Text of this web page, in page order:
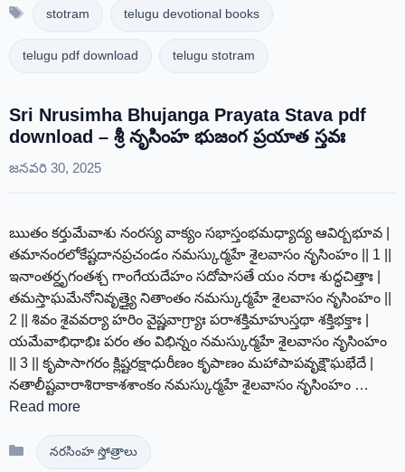
Tagsstotram telugu devotional books
telugu pdf download telugu stotram
Sri Nrusimha Bhujanga Prayata Stava pdf
download – శ్రీ నృసింహ భుజంగ ప్రయాత స్తవః
జనవరి 30, 2025
ఋతం కర్తుమేవాశు నంరస్య వాక్యం సభాస్తంభమధ్యాద్య ఆవిర్బభూవ |
తమానంరలోకేష్టదానప్రచండం నమస్కుర్మహే శైలవాసం నృసింహం || 1 ||
ఇనాంతర్దృగంతశ్చ గాంగేయదేహం సదోపాసతే యం నరాః శుద్ధచిత్తాః |
తమస్తాఘమేనోనివృత్త్యై నితాంతం నమస్కుర్మహే శైలవాసం నృసింహం ||
2 || శివం శైవవర్యా హరిం వైష్ణవాగ్ర్యాః పరాశక్తిమాహుస్తథా శక్తిభక్తాః |
యమేవాభిధాభిః పరం తం విభిన్నం నమస్కుర్మహే శైలవాసం నృసింహం
|| 3 || కృపాసాగరం క్లిష్టరక్షాధురీణం కృపాణం మహాపాపవృక్షౌఘభేదే |
నతాలీష్టవారాశిరాకాశశాంకం నమస్కుర్మహే శైలవాసం నృసింహం …
Read more
Categories
నరసింహ స్తోత్రాలు